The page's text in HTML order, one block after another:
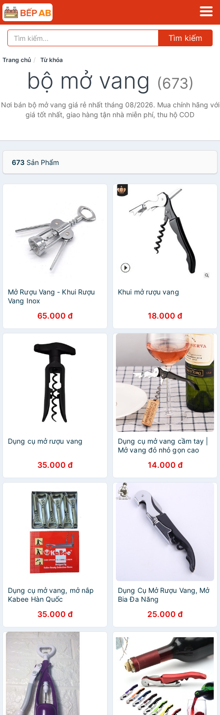
Tìm kiếm
Trang chủ Từ khóa
bộ mở vang (673)
Nơi bán bộ mở vang giá rẻ nhất tháng 08/2026. Mua chính hãng với
giá tốt nhất, giao hàng tận nhà miễn phí, thu hộ COD
673 Sản Phẩm
Mở Rượu Vang - Khui Rượu
Vang Inox
65.000 đ
Khui mở rượu vang
18.000 đ
Dụng cụ mở rượu vang
35.000 đ
Dụng cụ mở vang cầm tay |
Mở vang đỏ nhỏ gọn cao
nắp chai | MỞ MỎ QUẠ
14.000 đ
Dụng cụ mở vang, mở nắp
Kabee Hàn Quốc
35.000 đ
Dụng Cụ Mở Rượu Vang, Mở
Bia Đa Năng
25.000 đ